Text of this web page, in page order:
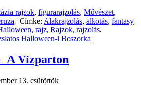
rajzok, figurarajzolás, Művészet,
| Címke: Alakrajzolás, alkotás, fantasy
, rajz, Rajzok, rajzolás,
Halloween-i Boszorka
Vízparton
13. csütörtök